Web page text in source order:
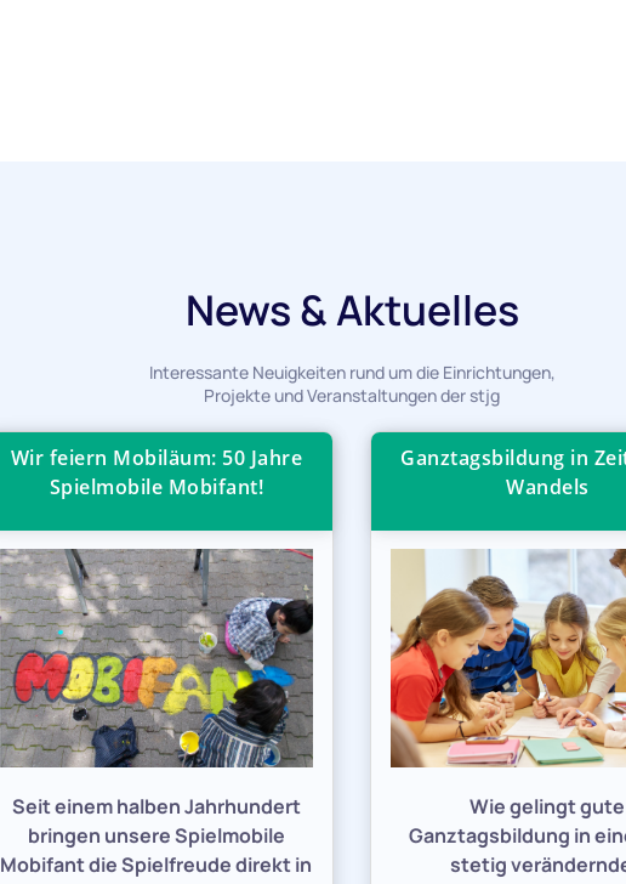
News & Aktuelles
Interessante Neuigkeiten rund um die Einrichtungen,
Projekte und Veranstaltungen der stjg
Wir feiern Mobiläum: 50 Jahre
Spielmobile Mobifant!
Seit einem halben Jahrhundert
bringen unsere Spielmobile
Mobifant die Spielfreude direkt in
Ganztagsbildung in
Wandels
Wie gelingt gute
Ganztagsbildung in
stetig